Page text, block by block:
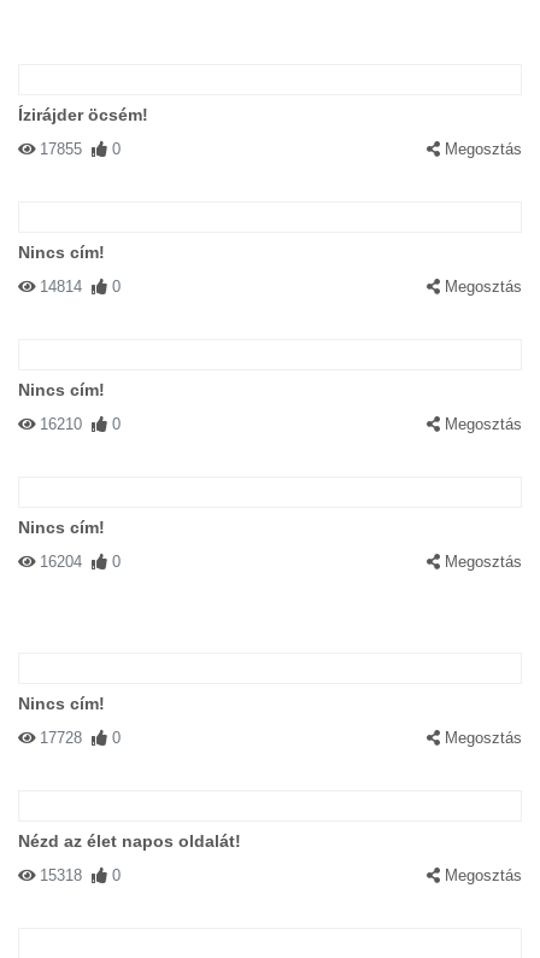
Ízirájder öcsém!
17855 0 Megosztás
Nincs cím!
14814 0 Megosztás
Nincs cím!
16210 0 Megosztás
Nincs cím!
16204 0 Megosztás
Nincs cím!
17728 0 Megosztás
Nézd az élet napos oldalát!
15318 0 Megosztás